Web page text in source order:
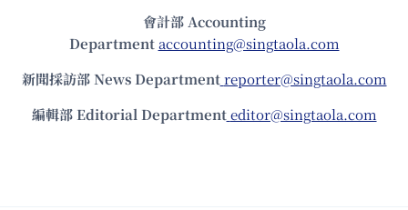
會計部 Accounting
Department accounting@singtaola.com
新聞採訪部 News Department reporter@singtaola.com
編輯部 Editorial Department editor@singtaola.com